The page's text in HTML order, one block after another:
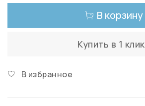
В корзину
Купить в 1 клик
В избранное